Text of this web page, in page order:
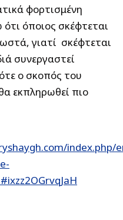
φορτισμένη
όποιος σκέφτεται
γιατί σκέφτεται
συνεργαστεί
ο σκοπός του
εκπληρωθεί πιο
index.php/